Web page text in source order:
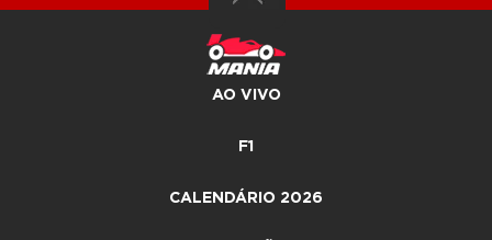
AO VIVO
F1
CALENDÁRIO 2026